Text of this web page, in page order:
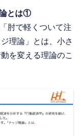
とは①
肘で軽くついて注
理論」とは、小さ
を変える理論のこ